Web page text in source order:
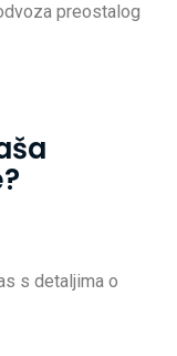
preostalog
s detaljima o